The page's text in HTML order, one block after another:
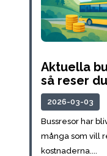
Aktuella
så reser
2026-03-03
Bussresor har
många som vill
kostnaderna....